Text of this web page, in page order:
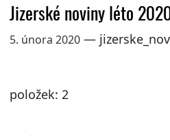
Jizerské noviny léto
5. února 2020—
položek: 2